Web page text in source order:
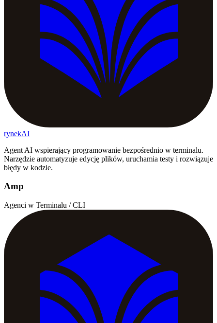
rynekAI
Agent AI wspierający programowanie bezpośrednio w terminalu.
Narzędzie automatyzuje edycję plików, uruchamia testy i rozwiązuje
błędy w kodzie.
Amp
Agenci w Terminalu / CLI